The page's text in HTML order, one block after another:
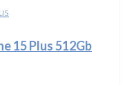
15 Plus 512Gb